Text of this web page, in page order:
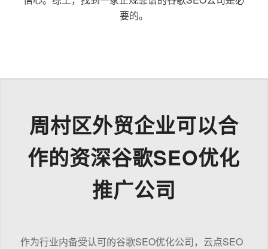
要的。
周村区外贸企业可以合
作的资深谷歌SEO优化
推广公司
作为行业内备受认可的谷歌SEO优化公司，云点SEO